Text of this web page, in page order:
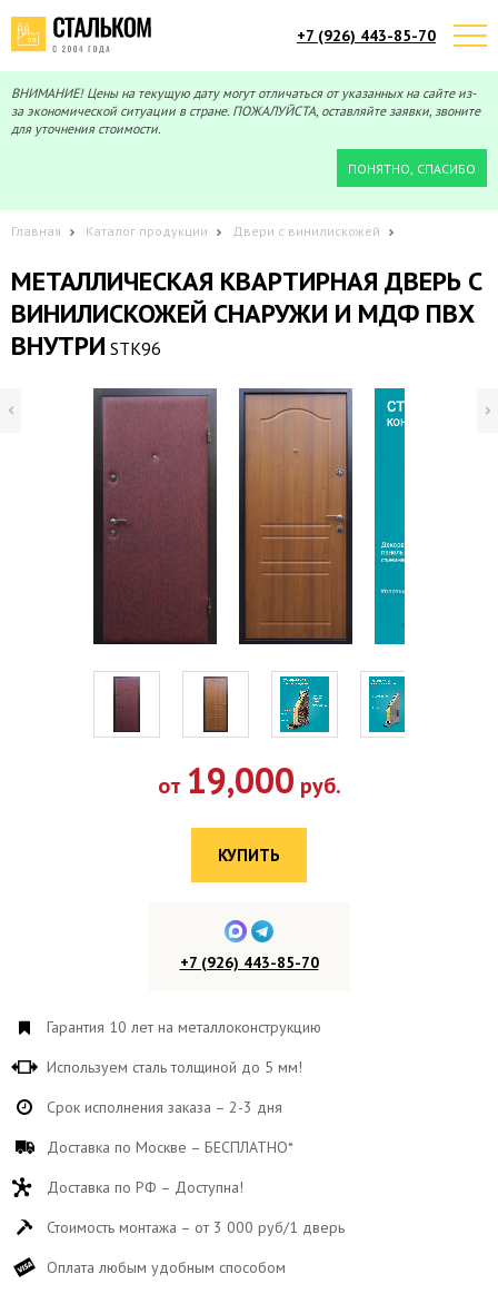
+7 (926) 443-85-70
ВНИМАНИЕ! Цены на текущую дату могут отличаться от указанных на сайте из-
за экономической ситуации в стране. ПОЖАЛУЙСТА, оставляйте заявки, звоните
для уточнения стоимости.
ПОНЯТНО, СПАСИБО
Главная Каталог продукции Двери с винилискожей
МЕТАЛЛИЧЕСКАЯ КВАРТИРНАЯ ДВЕРЬ С
ВИНИЛИСКОЖЕЙ СНАРУЖИ И МДФ ПВХ
ВНУТРИ STK96
от 19,000 руб.
КУПИТЬ
+7 (926) 443-85-70
Гарантия 10 лет на металлоконструкцию
Используем сталь толщиной до 5 мм!
Срок исполнения заказа – 2-3 дня
Доставка по Москве – БЕСПЛАТНО*
Доставка по РФ – Доступна!
Стоимость монтажа – от 3 000 руб/1 дверь
Оплата любым удобным способом
Telegram
Max